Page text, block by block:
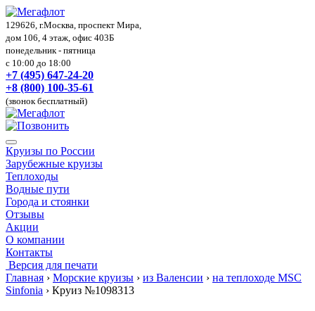
129626, г.Москва, проспект Мира,
дом 106, 4 этаж, офис 403Б
понедельник - пятница
с 10:00 до 18:00
+7 (495) 647-24-20
+8 (800) 100-35-61
(звонок бесплатный)
Круизы по России
Зарубежные круизы
Теплоходы
Водные пути
Города и стоянки
Отзывы
Акции
О компании
Контакты
Версия для печати
Главная › Морские круизы › из Валенсии › на теплоходе MSC
Sinfonia › Круиз №1098313